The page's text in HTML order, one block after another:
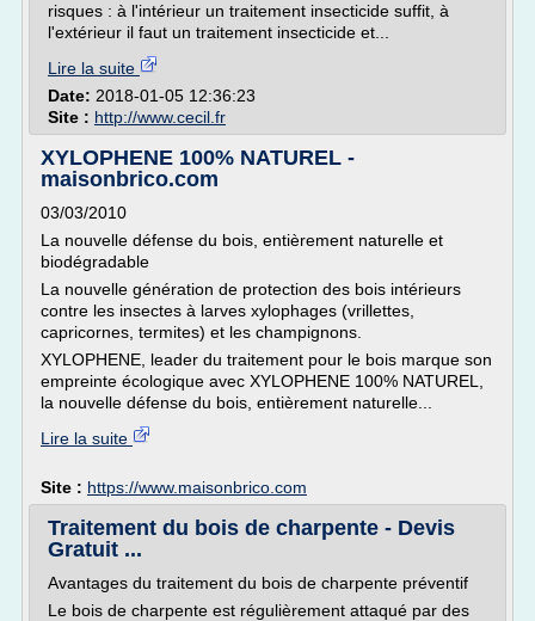
risques : à l'intérieur un traitement insecticide suffit, à
l'extérieur il faut un traitement insecticide et...
Lire la suite
Date: 2018-01-05 12:36:23
Site : http://www.cecil.fr
XYLOPHENE 100% NATUREL -
maisonbrico.com
03/03/2010
La nouvelle défense du bois, entièrement naturelle et
biodégradable
La nouvelle génération de protection des bois intérieurs
contre les insectes à larves xylophages (vrillettes,
capricornes, termites) et les champignons.
XYLOPHENE, leader du traitement pour le bois marque son
empreinte écologique avec XYLOPHENE 100% NATUREL,
la nouvelle défense du bois, entièrement naturelle...
Lire la suite
Site : https://www.maisonbrico.com
Traitement du bois de charpente - Devis
Gratuit ...
Avantages du traitement du bois de charpente préventif
Le bois de charpente est régulièrement attaqué par des